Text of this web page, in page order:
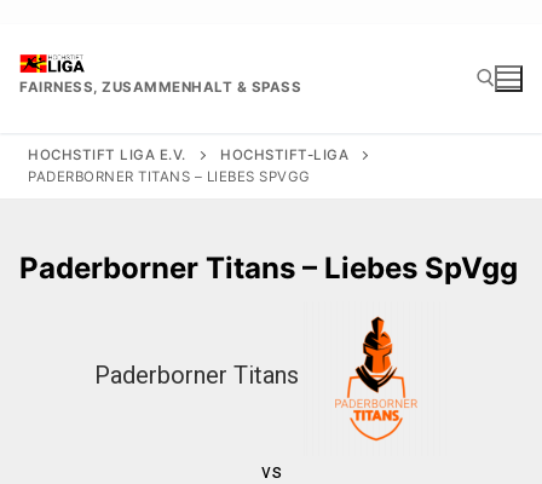
springen
FAIRNESS, ZUSAMMENHALT & SPASS
Suchen nach:
HOCHSTIFT LIGA E.V.
HOCHSTIFT-LIGA
PADERBORNER TITANS – LIEBES SPVGG
Paderborner Titans – Liebes SpVgg
Paderborner Titans
vs